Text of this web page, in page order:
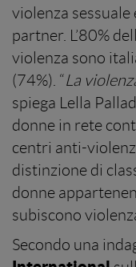
violenza sessuale
partner. L’80%
violenza sono
(74%). “La
spiega Lella
donne in rete
centri anti-
distinzione di
donne
subiscono
Secondo una